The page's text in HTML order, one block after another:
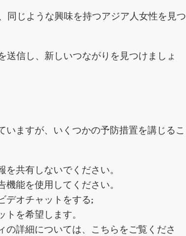
同じような興味を持つアジア人女性を見つ
送信し、新しいつながりを見つけましょ
いますが、いくつかの予防措置を講じるこ
共有しないでください。
能を使用してください。
デオチャットをする;
を希望します。
の詳細については、こちらをご覧くださ